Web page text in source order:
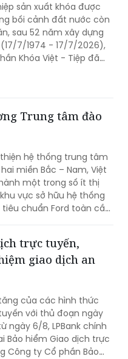
sản xuất khóa được
bối cảnh đất nước còn
sau 52 năm xây dựng
7/1974 - 17/7/2026),
Khóa Việt - Tiệp đã
tăng trưởng của một
dân”, mà còn phản
doanh nghiệp Việt
cao năng lực cạnh
Trung tâm đào
hệ thống trung tâm
miền Bắc – Nam, Việt
một trong số ít thị
vực sở hữu hệ thống
chuẩn Ford toàn cầu,
trực tuyến,
giao dịch an
của các hình thức
với thủ đoạn ngày
ngày 6/8, LPBank chính
Bảo hiểm Giao dịch trực
Công ty Cổ phần Bảo